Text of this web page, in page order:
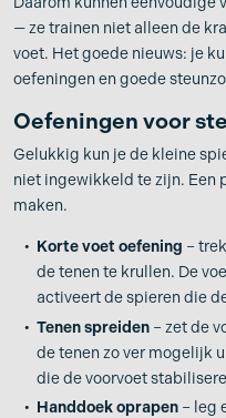
— ze trainen niet alleen de
voet. Het goede nieuws: je
oefeningen en goede
Oefeningen voor
Gelukkig kun je de kleine
niet ingewikkeld te zijn. Een
maken.
Korte voet oefening –
de tenen te krullen. De
activeert de spieren die
Tenen spreiden – zet de
de tenen zo ver mogelijk
die de voorvoet
Handdoek oprapen – leg